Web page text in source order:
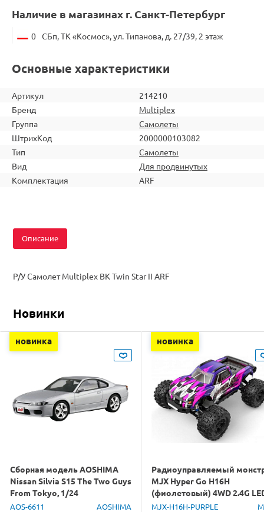
Наличие в магазинах г. Санкт-Петербург
0 СБп, ТК «Космос», ул. Типанова, д. 27/39, 2 этаж
Основные характеристики
Артикул
214210
Бренд
Multiplex
Группа
Самолеты
ШтрихКод
2000000103082
Тип
Самолеты
Вид
Для продвинутых
Комплектация
ARF
Описание
Р/У Самолет Multiplex BK Twin Star II ARF
Новинки
новинка
Сборная модель AOSHIMA
Nissan Silvia S15 The Two Guys
From Tokyo, 1/24
AOS-6611 AOSHIMA
новинка
Радиоуправляемый
MJX Hyper Go H16H
(фиолетовый) 4WD 2.4G
GPS 1/16 RTR
MJX-H16H-PURPLE